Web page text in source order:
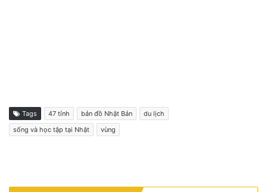
Tags 47 tỉnh bản đồ Nhật Bản
du lịch
sống và học tập tại Nhật
vùng